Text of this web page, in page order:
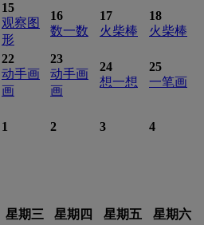
15
观察图
形
16
数一数
17
火柴棒
18
火柴棒
22
动手画
画
23
动手画
画
24
想一想
25
一笔画
1 2 3 4
星期三 星期四 星期五
星期六